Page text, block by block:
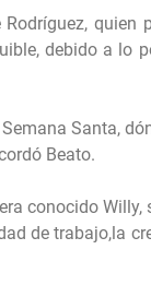
debido a lo
Santa,
Beato.
conocido
de trabajo,la